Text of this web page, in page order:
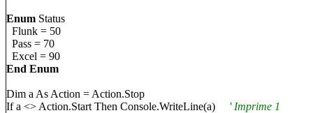
Enum Status
Flunk = 50
Pass = 70
Excel = 90
End Enum
Dim a As Action = Action.Stop
If a <> Action.Start Then Console.WriteLine(a)
' Imprime 1